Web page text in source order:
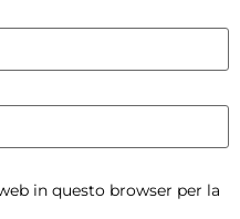
in questo browser per la